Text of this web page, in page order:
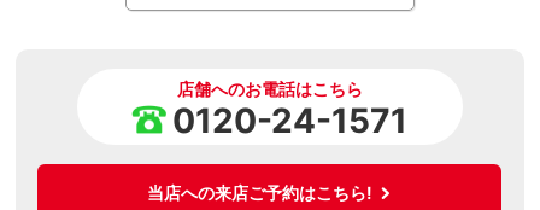
店舗へのお電話はこちら
0120-24-1571
当店への来店ご予約はこちら!